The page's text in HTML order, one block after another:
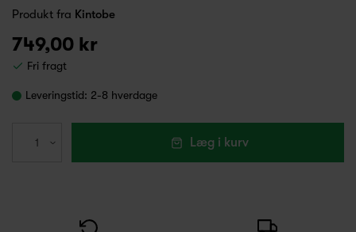
Produkt fra Kintobe
749,00 kr
Fri fragt
Leveringstid: 2-8 hverdage
Læg i kurv